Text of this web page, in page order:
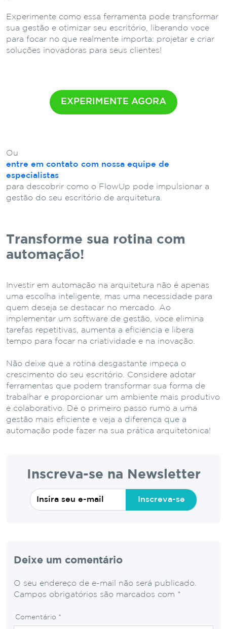
Experimente como essa ferramenta pode transformar
sua gestão e otimizar seu escritório, liberando você
para focar no que realmente importa: projetar e criar
soluções inovadoras para seus clientes!
EXPERIMENTE AGORA
Ou
entre em contato com nossa equipe de
especialistas
para descobrir como o FlowUp pode impulsionar a
gestão do seu escritório de arquitetura.
Transforme sua rotina com
automação!
Investir em automação na arquitetura não é apenas
uma escolha inteligente, mas uma necessidade para
quem deseja se destacar no mercado. Ao
implementar um software de gestão, você elimina
tarefas repetitivas, aumenta a eficiência e libera
tempo para focar na criatividade e na inovação.
Não deixe que a rotina desgastante impeça o
crescimento do seu escritório. Considere adotar
ferramentas que podem transformar sua forma de
trabalhar e proporcionar um ambiente mais produtivo
e colaborativo. Dê o primeiro passo rumo a uma
gestão mais eficiente e veja a diferença que a
automação pode fazer na sua prática arquitetônica!
Inscreva-se na Newsletter
Inscreva-se
Deixe um comentário
O seu endereço de e-mail não será publicado.
Campos obrigatórios são marcados com *
Comentário *